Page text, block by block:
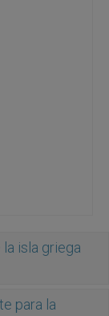
isla griega
para la